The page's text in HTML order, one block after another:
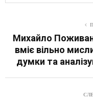
Михайло
вміє вільно
думки та